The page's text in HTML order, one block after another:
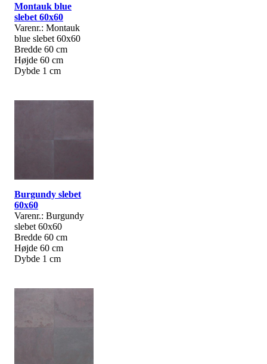
Montauk blue
slebet 60x60
Varenr.: Montauk
blue slebet 60x60
Bredde 60 cm
Højde 60 cm
Dybde 1 cm
Burgundy slebet
60x60
Varenr.: Burgundy
slebet 60x60
Bredde 60 cm
Højde 60 cm
Dybde 1 cm